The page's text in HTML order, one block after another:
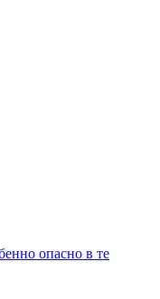
опасно в те